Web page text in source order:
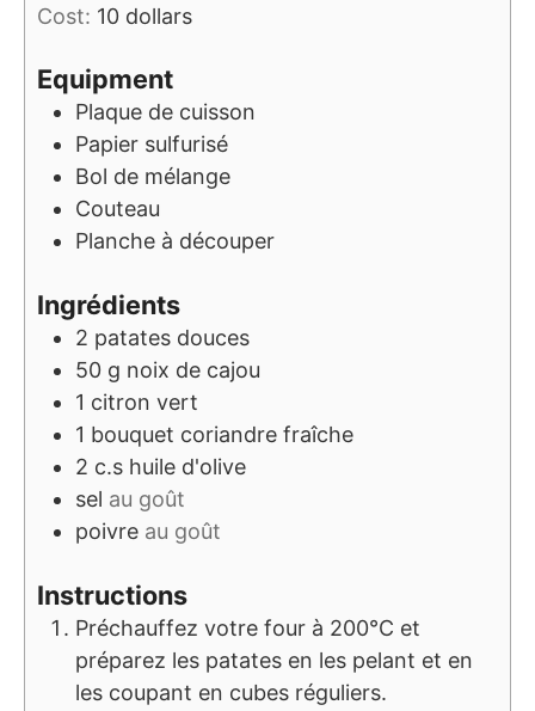
Cost: 10 dollars
Equipment
Plaque de cuisson
Papier sulfurisé
Bol de mélange
Couteau
Planche à découper
Ingrédients
2 patates douces
50 g noix de cajou
1 citron vert
1 bouquet coriandre fraîche
2 c.s huile d'olive
sel au goût
poivre au goût
Instructions
Préchauffez votre four à 200°C et
préparez les patates en les pelant et en
les coupant en cubes réguliers.